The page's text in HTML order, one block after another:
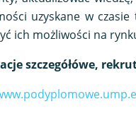
uzyskane w
ich możliwości na
szczegółówe,